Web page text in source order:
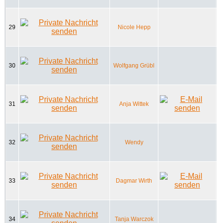
29 Nicole Hepp
30 Wolfgang Grübl
31 Anja Wittek
32 Wendy
33 Dagmar Wirth
34 Tanja Warczok